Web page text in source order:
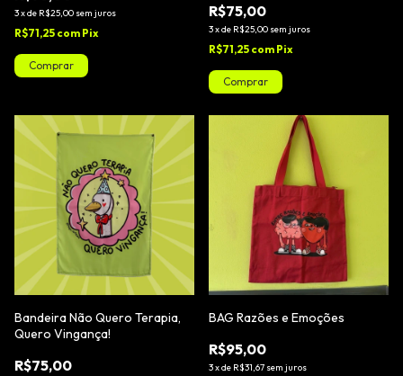
3xde R$25,00 sem juros
R$71,25 com Pix
R$75,00
3xde R$25,00 sem juros
R$71,25 com Pix
Bandeira Não Quero Terapia,
Quero Vingança!
R$75,00
BAG Razões e Emoções
R$95,00
3xde R$31,67 sem juros